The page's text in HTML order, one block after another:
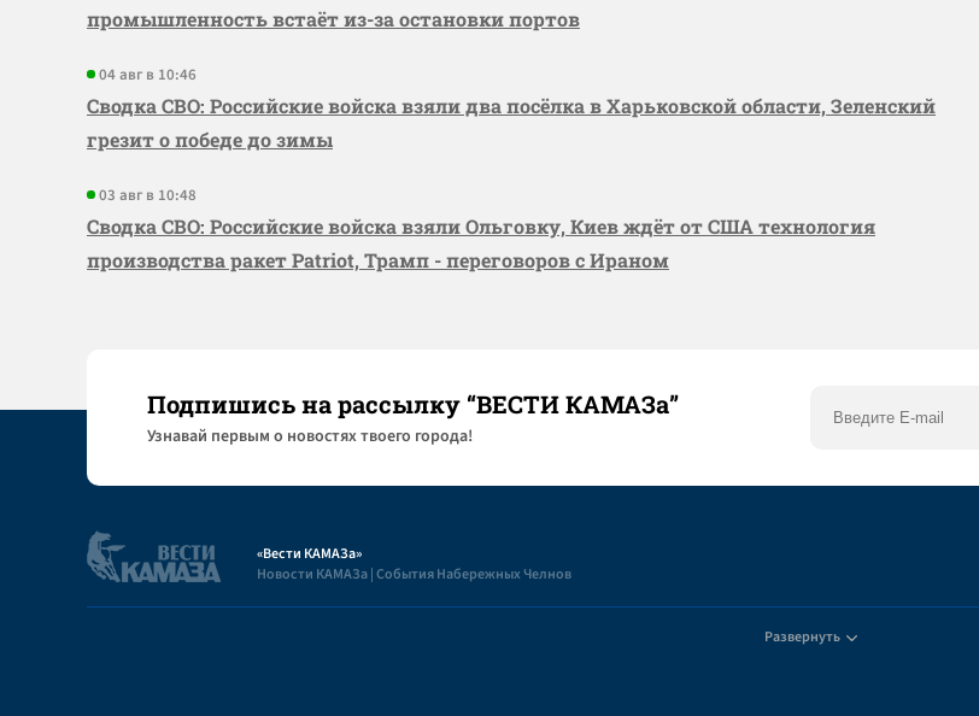
промышленность встаёт из-за остановки портов
04 авг в 10:46
Сводка СВО: Российские войска взяли два посёлка в Харьковской области, Зеленский
грезит о победе до зимы
03 авг в 10:48
Сводка СВО: Российские войска взяли Ольговку, Киев ждёт от США технология
производства ракет Patriot, Трамп - переговоров с Ираном
Подпишись на рассылку “ВЕСТИ КАМАЗа”
Узнaвай первым о новостях твоего города!
«Вести КАМАЗа»
Новости КАМАЗа | События Набережных Челнов
Развернуть